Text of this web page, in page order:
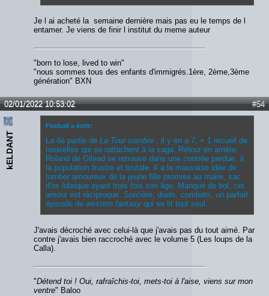
Je l ai acheté la semaine dernière mais pas eu le temps de l
entamer. Je viens de finir l institut du meme auteur
"born to lose, lived to win"
"nous sommes tous des enfants d'immigrés.1ère, 2ème,3ème
génération" BXN
#54
02/01/2022 10:53:02
kELDANT
Fireball a écrit:
La 4è partie deLa Tour sombre ; il y en a 7, + 1 recueil de
nouvelles qui se rattachent à la saga. Retour en arrière.
Roland de Gilead se retrouve dans une contrée perdue, à
la population frustre et brutale. Il a la mauvaise idée de
tomber amoureux de la jeune fille promise au maire, sac
d'os lubrique ayant trois fois son âge. Manque de bol, cet
amour est réciproque. Sorcière, duels, combats, un parfait
épisode dewestern fantasy qui se lit tout seul.
J'avais décroché avec celui-là que j'avais pas du tout aimé. Par
contre j'avais bien raccroché avec le volume 5 (Les loups de la
Calla).
"Détend toi ! Oui, rafraîchis-toi, mets-toi à l'aise, viens sur mon
ventre" Baloo